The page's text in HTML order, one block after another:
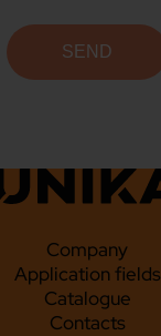
Company
Application fields
Catalogue
Contacts